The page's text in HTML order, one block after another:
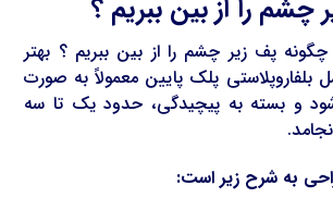
چشم را از بین ببریم ؟
پف زیر چشم را از بین ببریم ؟ بهتر
بلفاروپلاستی پلک پایین معمولاً به صورت
و بسته به پیچیدگی، حدود یک تا سه
به شرح زیر است: